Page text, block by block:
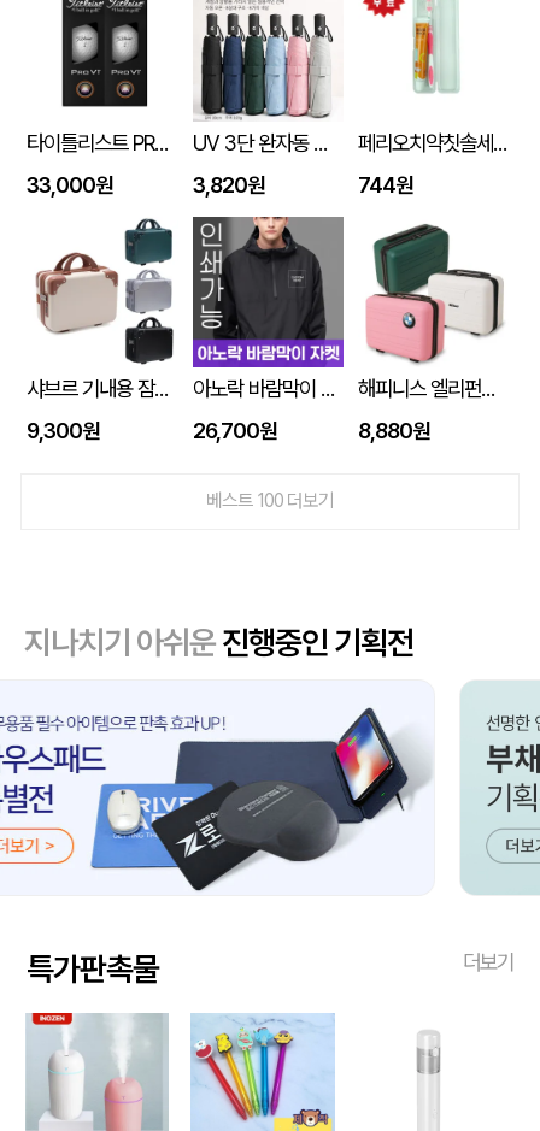
타이틀리스트 PRO V1 6구세트 (45X95X135mm)
33,000원
UV 3단 완자동 양우산
3,820원
페리오치약칫솔세트
744원
샤브르 기내용 잠금장치 있는여행용 보조 캐리어 레디백
9,300원
아노락 바람막이 자켓 주문제작 전사인쇄
26,700원
해피니스 엘리펀트 베이직 인텐시브 레디백
8,880원
베스트 100 더보기
지나치기 아쉬운진행중인 기획전
특가판촉물 더보기